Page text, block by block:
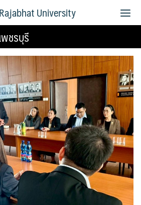
University
ชรบุรี